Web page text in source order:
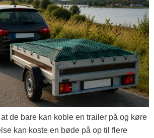
de bare kan koble en trailer på og køre
kan koste en bøde på op til flere